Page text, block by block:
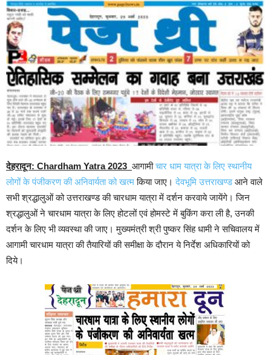
देहरादून: Chardham Yatra 2023 आगामीचार धाम यात्रा के लिए स्थानीय
लोगों के पंजीकरण की अनिवार्यता को खत्मकिया जाए।देवभूमि उत्तराखण्डआने वाले
सभी श्रद्धालुओं को उत्तराखण्ड की चारधाम यात्रा में दर्शन करवाये जायेंगे। जिन
श्रद्धालुओं ने चारधाम यात्रा के लिए होटलों एवं होमस्टे में बुकिंग करा ली है, उनकी
दर्शन के लिए भी व्यवस्था की जाए। मुख्यमंत्री श्री पुष्कर सिंह धामी ने सचिवालय में
आगामी चारधाम यात्रा की तैयारियों की समीक्षा के दौरान ये निर्देश अधिकारियों को
दिये।